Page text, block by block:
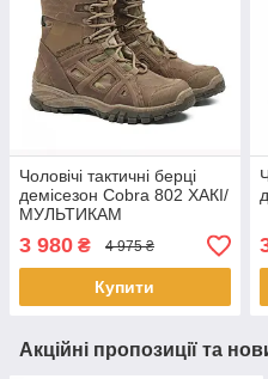
Чоловічі тактичні берці
демісезон Cobra 802 ХАКІ/
МУЛЬТИКАМ
3 980 ₴ 4 975 ₴
Купити
Акційні пропозиції та